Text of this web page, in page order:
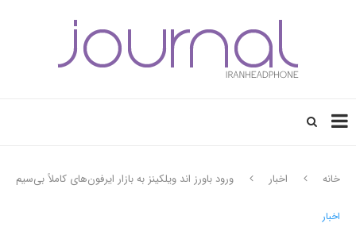
خانه اخبار ورود باورز اند ویلکینز به بازار ایرفون‌های کاملاً بی‌سیم
اخبار